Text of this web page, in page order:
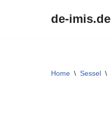
de-imis.de
Home \ Sessel \